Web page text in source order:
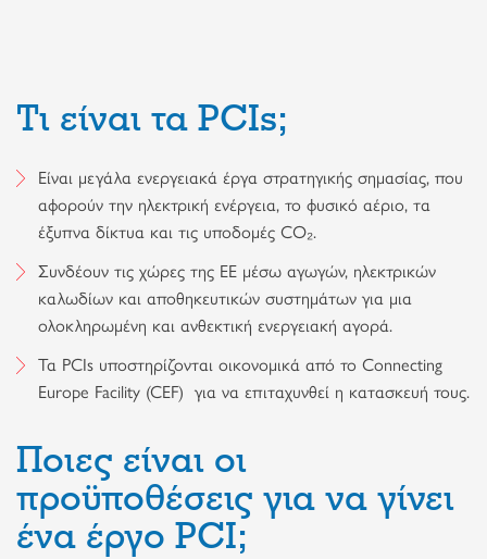
Τι είναι τα PCIs;
Είναι μεγάλα ενεργειακά έργα στρατηγικής σημασίας, που
αφορούν την ηλεκτρική ενέργεια, το φυσικό αέριο, τα
έξυπνα δίκτυα και τις υποδομές CO₂.
Συνδέουν τις χώρες της ΕΕ μέσω αγωγών, ηλεκτρικών
καλωδίων και αποθηκευτικών συστημάτων για μια
ολοκληρωμένη και ανθεκτική ενεργειακή αγορά.
Τα PCIs υποστηρίζονται οικονομικά από το Connecting
Europe Facility (CEF) για να επιταχυνθεί η κατασκευή τους.
Ποιες είναι οι
προϋποθέσεις για να γίνει
ένα έργο PCI;